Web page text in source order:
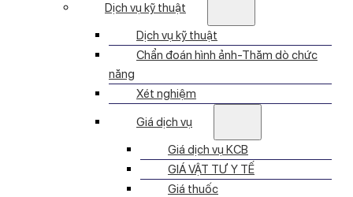
Dịch vụ kỹ thuật
Dịch vụ kỹ thuật
Chẩn đoán hình ảnh-Thăm dò chức
năng
Xét nghiệm
Giá dịch vụ
Giá dịch vụ KCB
GIÁ VẬT TƯ Y TẾ
Giá thuốc